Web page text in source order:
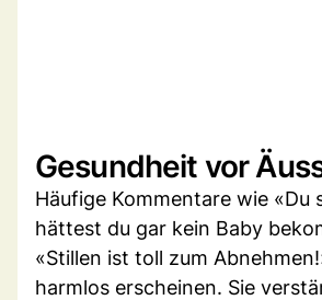
Gesundheit vor
Häufige Kommentare wie «Du
hättest du gar kein Baby
«Stillen ist toll zum
harmlos erscheinen. Sie